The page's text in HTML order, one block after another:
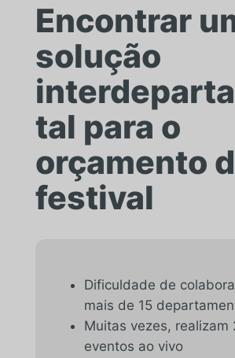
Encontrar
solução
tal para o
orçamento
festival
Dificuldade de
mais de 15
Muitas vezes, realizam
eventos ao vivo